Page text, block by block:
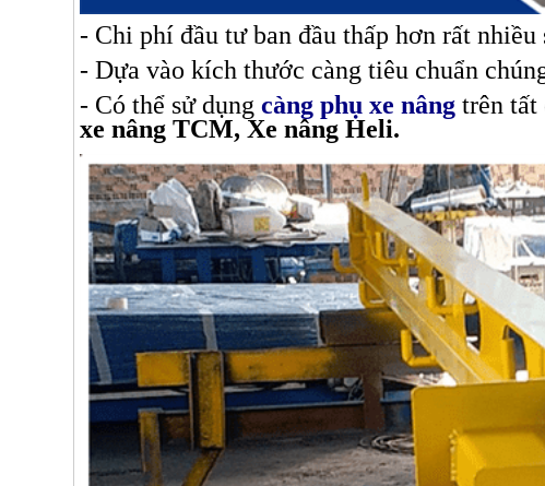
- Chi phí đầu tư ban đầu thấp hơn rất
- Dựa vào kích thước càng tiêu chuẩn
- Có thể sử dụng càng phụ xe nâng trên tất
xe nâng TCM, Xe nâng Heli.